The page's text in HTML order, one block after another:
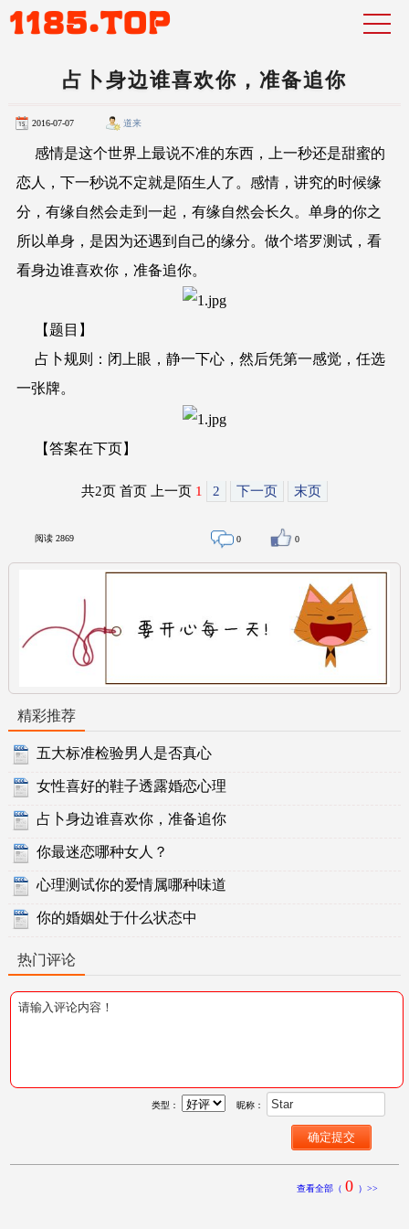
占卜身边谁喜欢你，准备追你
2016-07-07 道来
感情是这个世界上最说不准的东西，上一秒还是甜蜜的
恋人，下一秒说不定就是陌生人了。感情，讲究的时候缘
分，有缘自然会走到一起，有缘自然会长久。单身的你之
所以单身，是因为还遇到自己的缘分。做个塔罗测试，看
看身边谁喜欢你，准备追你。
【题目】
占卜规则：闭上眼，静一下心，然后凭第一感觉，任选
一张牌。
【答案在下页】
共2页 首页 上一页 1 2 下一页 末页
阅读 2869 0 0
精彩推荐
五大标准检验男人是否真心
女性喜好的鞋子透露婚恋心理
占卜身边谁喜欢你，准备追你
你最迷恋哪种女人？
心理测试你的爱情属哪种味道
你的婚姻处于什么状态中
热门评论
类型： 昵称：
查看全部（ 0 ）>>